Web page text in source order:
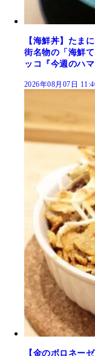
【海鮮丼】たま
街名物の「海鮮
ッコ『今週のハ
2026年08月07日
【金のボロネー